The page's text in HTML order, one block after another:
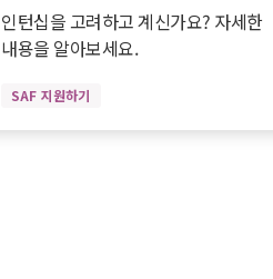
인턴십을 고려하고 계신가요? 자세한
내용을 알아보세요.
SAF 지원하기